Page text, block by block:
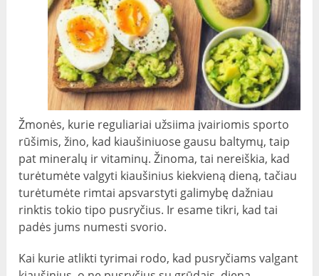
Žmonės, kurie reguliariai užsiima įvairiomis sporto
rūšimis, žino, kad kiaušiniuose gausu baltymų, taip
pat mineralų ir vitaminų. Žinoma, tai nereiškia, kad
turėtumėte valgyti kiaušinius kiekvieną dieną, tačiau
turėtumėte rimtai apsvarstyti galimybę dažniau
rinktis tokio tipo pusryčius. Ir esame tikri, kad tai
padės jums numesti svorio.
Kai kurie atlikti tyrimai rodo, kad pusryčiams valgant